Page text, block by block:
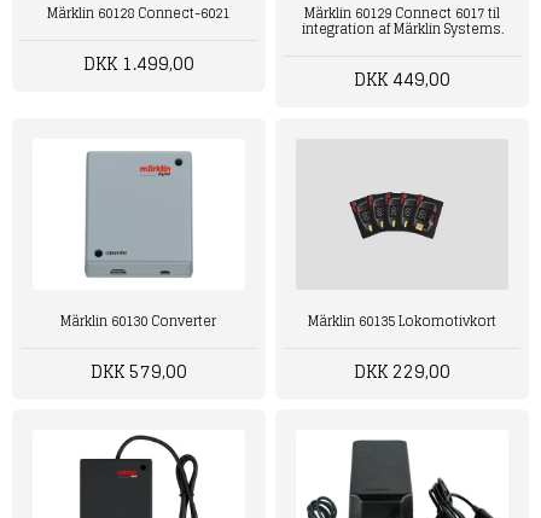
Märklin 60128 Connect-6021
DKK 1.499,00
Märklin 60129 Connect 6017 til
integration af Märklin Systems.
DKK 449,00
Märklin 60130 Converter
DKK 579,00
Märklin 60135 Lokomotivkort
DKK 229,00